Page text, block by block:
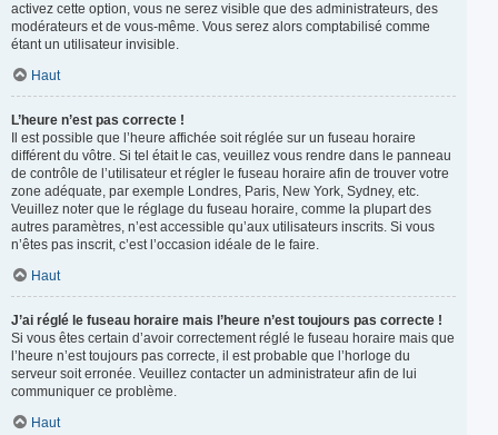
activez cette option, vous ne serez visible que des administrateurs, des
modérateurs et de vous-même. Vous serez alors comptabilisé comme
étant un utilisateur invisible.
Haut
L’heure n’est pas correcte !
Il est possible que l’heure affichée soit réglée sur un fuseau horaire
différent du vôtre. Si tel était le cas, veuillez vous rendre dans le panneau
de contrôle de l’utilisateur et régler le fuseau horaire afin de trouver votre
zone adéquate, par exemple Londres, Paris, New York, Sydney, etc.
Veuillez noter que le réglage du fuseau horaire, comme la plupart des
autres paramètres, n’est accessible qu’aux utilisateurs inscrits. Si vous
n’êtes pas inscrit, c’est l’occasion idéale de le faire.
Haut
J’ai réglé le fuseau horaire mais l’heure n’est toujours pas correcte !
Si vous êtes certain d’avoir correctement réglé le fuseau horaire mais que
l’heure n’est toujours pas correcte, il est probable que l’horloge du
serveur soit erronée. Veuillez contacter un administrateur afin de lui
communiquer ce problème.
Haut